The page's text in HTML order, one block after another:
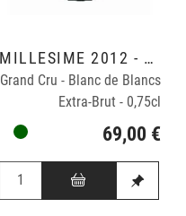
MILLÉSIME 2012 - VINIFICATION CUVE INOX
Grand Cru - Blanc de Blancs
Extra-Brut - 0,75cl
69,00 €